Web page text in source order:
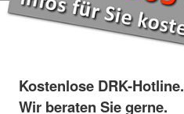
Kostenlose DRK-Hotline.
Wir beraten Sie gerne.